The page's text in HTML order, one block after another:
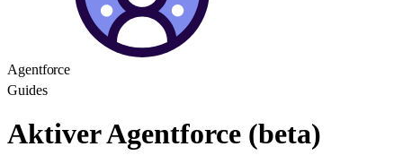
Agentforce
Guides
Aktiver Agentforce (beta)